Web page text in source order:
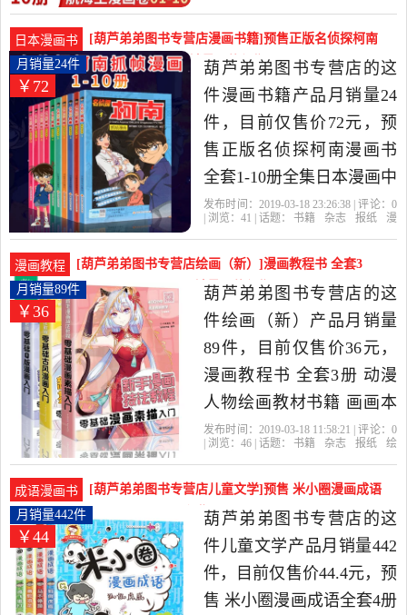
PIECE畅销书日本经典青春
热血动漫书籍是2019年葫
芦弟弟图书专营店精选书
籍,杂志,报纸当中性价比很
高的漫画书籍，由福建 福
州发货。
日本漫画书
[葫芦弟弟图书专营店漫画书籍]预售正版名侦探柯南
漫画书全套1-10月销量24件仅售72元
￥72
月销量24件
葫芦弟弟图书专营店的这
件漫画书籍产品月销量24
件，目前仅售价72元，预
售正版名侦探柯南漫画书
全套1-10册全集日本漫画中
文7-9-12岁儿童悬疑侦探推
外书一二三年是2019年葫
芦弟弟图书专营店精选书
籍,杂志,报纸当中性价比很
高的漫画书籍，由福建 福
州发货。
发布时间：2019-03-18 23:26:38 | 评论： 0
| 浏览： 41 | 话题： 书籍 杂志 报纸
漫
漫画教程
[葫芦弟弟图书专营店绘画（新）]漫画教程书 全套3
册 动漫人物绘画教月销量89件仅售36元
￥36
月销量89件
葫芦弟弟图书专营店的这
件绘画（新）产品月销量
89件，目前仅售价36元，
漫画教程书 全套3册 动漫
人物绘画教材书籍 画画本
成人画漫画 新手学漫画技
画素描+古风+Q版)手绘动
漫书是2019年葫芦弟弟图
书专营店精选书籍,杂志,报
纸当中性价比很高的绘画
（新），由福建 福州发
发布时间：2019-03-18 11:58:21 | 评论： 0
| 浏览： 46 | 话题： 书籍 杂志 报纸
绘
成语漫画书
[葫芦弟弟图书专营店儿童文学]预售 米小圈漫画成语
全套月销量442件仅售44.4元
￥44
月销量442件
葫芦弟弟图书专营店的这
件儿童文学产品月销量442
件，目前仅售价44.4元，预
售 米小圈漫画成语全套4册